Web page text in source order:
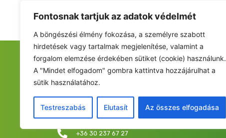
Fontosnak tartjuk az adatok védelmét
A böngészési élmény fokozása, a személyre szabott
hirdetések vagy tartalmak megjelenítése, valamint a
forgalom elemzése érdekében sütiket (cookie) használunk.
A "Mindet elfogadom" gombra kattintva hozzájárulhat a
sütik használatához.
Testreszabás Elutasít Az összes elfogadása
FIATALOK A NEMZETÉRT ALAPÍTVÁNY
Levelezési cím/iroda: 1053 Budapest, Curia utca 4.
info@fiatalokanemzetert.hu
+36 30 237 67 27